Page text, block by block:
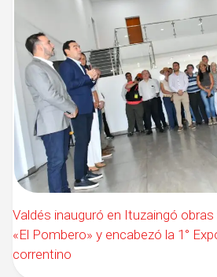
Valdés inauguró en Ituzaingó
«El Pombero» y encabezó la 1°
correntino